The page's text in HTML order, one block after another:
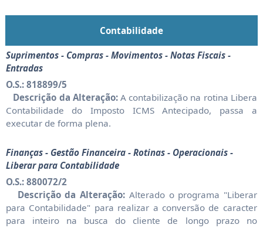
Contabilidade
Suprimentos - Compras - Movimentos - Notas Fiscais -
Entradas
O.S.: 818899/5
Descrição da Alteração:A contabilização na rotina Libera
Contabilidade do Imposto ICMS Antecipado, passa a
executar de forma plena.
Finanças - Gestão Financeira - Rotinas - Operacionais -
Liberar para Contabilidade
O.S.: 880072/2
Descrição da Alteração: Alterado o programa "Liberar
para Contabilidade" para realizar a conversão de caracter
para inteiro na busca do cliente de longo prazo no